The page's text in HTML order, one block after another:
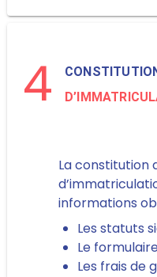
4
La constitution
informations
Les statuts
Le
Les frais de